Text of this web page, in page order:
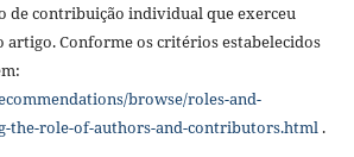
de contribuição individual que exerceu
artigo. Conforme os critérios estabelecidos
browse/roles-and-
the-role-of-authors-and-contributors.html.